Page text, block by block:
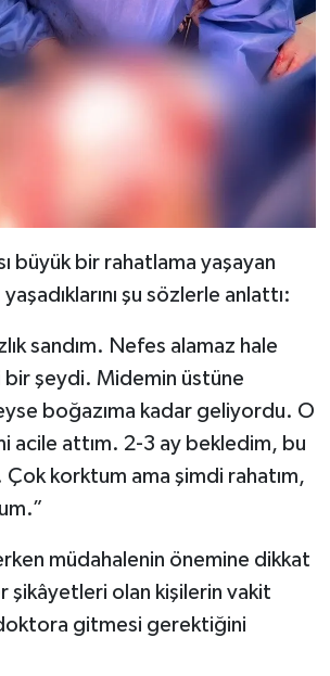
büyük bir rahatlama yaşayan
şu sözlerle anlattı:
sandım. Nefes alamaz hale
şeydi. Midemin üstüne
boğazıma kadar geliyordu. O
acile attım. 2-3 ay bekledim, bu
Çok korktum ama şimdi rahatım,
müdahalenin önemine dikkat
şikâyetleri olan kişilerin vakit
gitmesi gerektiğini